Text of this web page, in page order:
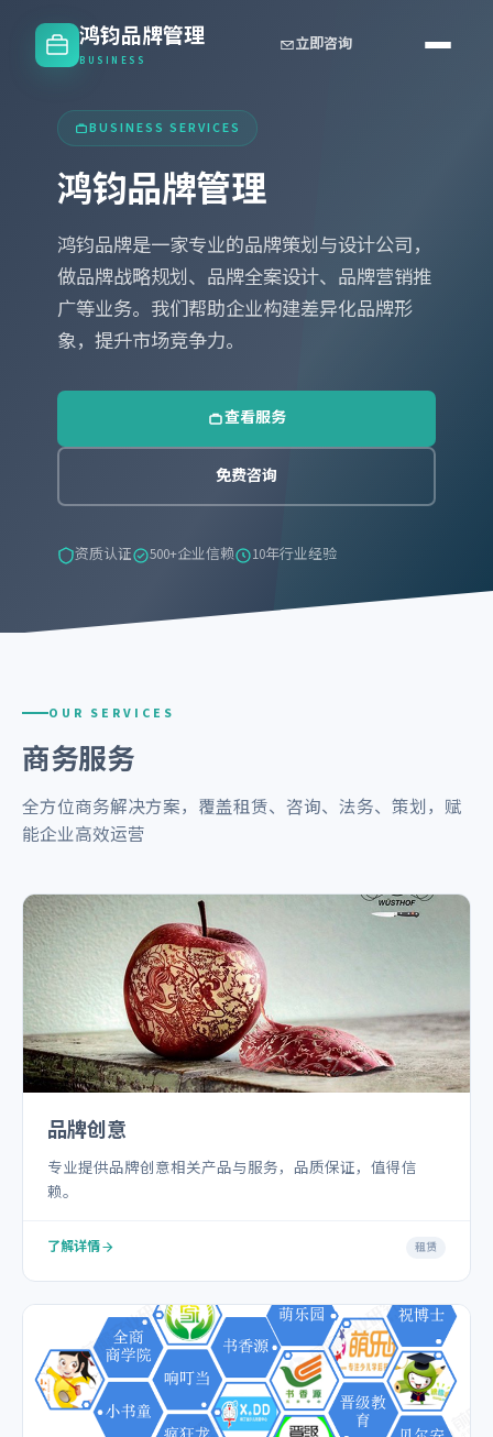
鸿钧品牌管理
BUSINESS
立即咨询
BUSINESS SERVICES
鸿钧品牌管理
鸿钧品牌是一家专业的品牌策划与设计公司，
做品牌战略规划、品牌全案设计、品牌营销推
广等业务。我们帮助企业构建差异化品牌形
象，提升市场竞争力。
查看服务
免费咨询
资质认证 500+企业信赖 10年行业经验
OUR SERVICES
商务服务
全方位商务解决方案，覆盖租赁、咨询、法务、策划，赋
能企业高效运营
品牌创意
专业提供品牌创意相关产品与服务，品质保证，值得信
赖。
了解详情 租赁